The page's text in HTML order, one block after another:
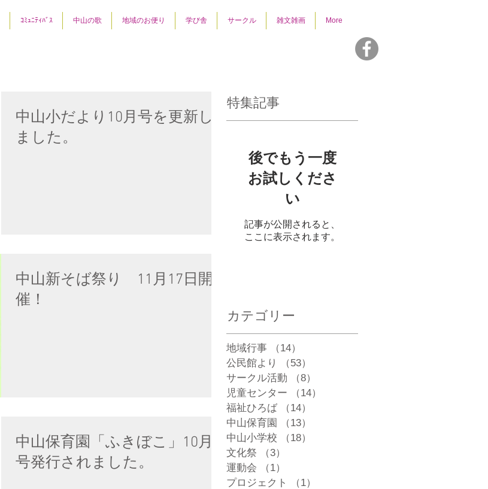
ｺﾐｭﾆﾃｨﾊﾞｽ 中山の歌 地域のお便り 学び舎 サークル 雑文雑画 More
中山小だより10月号を更新し
ました。
中山新そば祭り 11月17日開
催！
中山保育園「ふきぼこ」10月
号発行されました。
特集記事
後でもう一度
お試しくださ
い
記事が公開されると、
ここに表示されます。
カテゴリー
地域行事 （14）
公民館より
（53）
サークル活動
（8）
児童センター
（14）
福祉ひろば
（14）
中山保育園
（13）
中山小学校
（18）
文化祭
（3）
運動会
（1）
プロジェクト
（1）